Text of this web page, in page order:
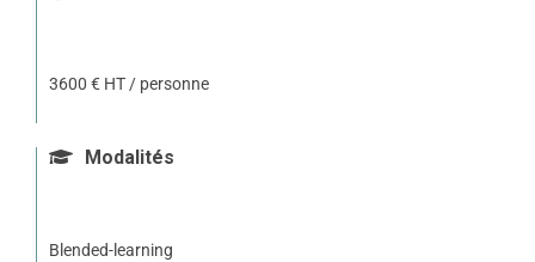
3600 € HT / personne
Modalités
Blended-learning